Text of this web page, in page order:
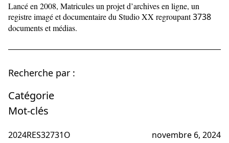
Lancé en 2008, Matricules un projet d’archives en ligne, un
registre imagé et documentaire du Studio XX regroupant3738
documents et médias.
Recherche par :
Catégorie
Mot-clés
2024RES32731O novembre 6, 2024